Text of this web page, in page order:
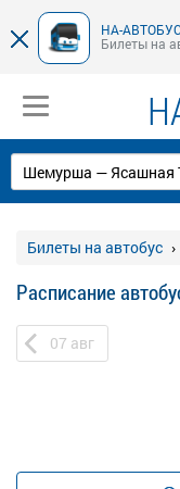
НА-АВТОБУС
Билеты на
Билеты на автобус
Расписание
07 авг